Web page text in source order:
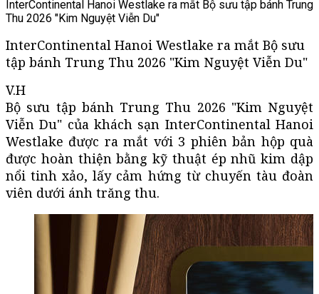
InterContinental Hanoi Westlake ra mắt Bộ sưu tập bánh Trung
Thu 2026 "Kim Nguyệt Viễn Du"
InterContinental Hanoi Westlake ra mắt Bộ sưu
tập bánh Trung Thu 2026 "Kim Nguyệt Viễn Du"
V.H
Bộ sưu tập bánh Trung Thu 2026 "Kim Nguyệt
Viễn Du" của khách sạn InterContinental Hanoi
Westlake được ra mắt với 3 phiên bản hộp quà
được hoàn thiện bằng kỹ thuật ép nhũ kim dập
nổi tinh xảo, lấy cảm hứng từ chuyến tàu đoàn
viên dưới ánh trăng thu.